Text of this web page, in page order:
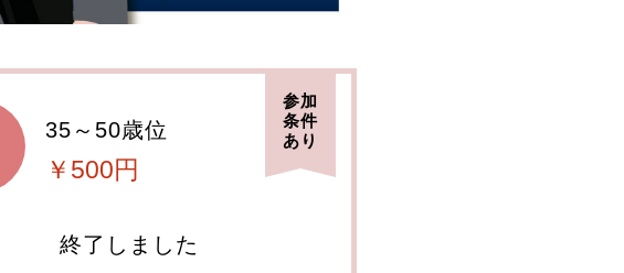
35～50歳位
￥500円
参加
条件
あり
終了しました